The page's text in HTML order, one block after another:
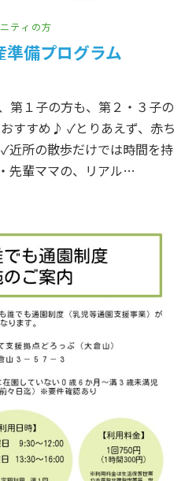
ティの方
準備プログラム
第１子の方も、第２・３子の
すすめ♪ ✓とりあえず、赤ち
近所の散歩だけでは時間を持
先輩ママの、リアル…